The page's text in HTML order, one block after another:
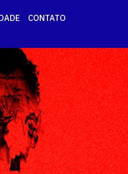
CONTATO